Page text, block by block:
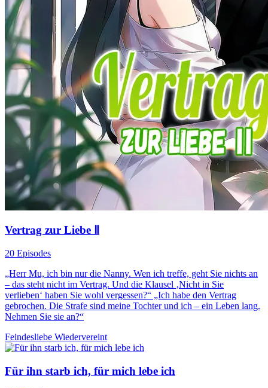
Vertrag zur Liebe Ⅱ
20 Episodes
„Herr Mu, ich bin nur die Nanny. Wen ich treffe, geht Sie nichts an
– das steht nicht im Vertrag. Und die Klausel ‚Nicht in Sie
verlieben‘ haben Sie wohl vergessen?“ „Ich habe den Vertrag
gebrochen. Die Strafe sind meine Tochter und ich – ein Leben lang.
Nehmen Sie sie an?“
Feindesliebe Wiedervereint
Für ihn starb ich, für mich lebe ich